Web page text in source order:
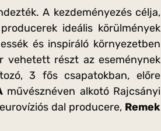
A kezdeményezés célja,
ideális körülmények
és inspiráló környezetben
vehetett részt az eseménynek
3 fős csapatokban, előre
művésznéven alkotó Rajcsányi
dal producere, Remek